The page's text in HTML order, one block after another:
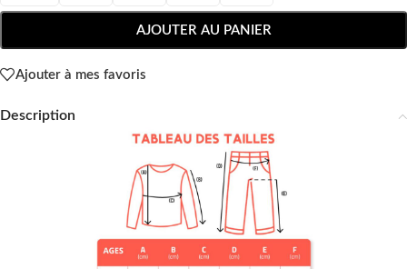
AJOUTER AU PANIER
Ajouter à mes favoris
Description